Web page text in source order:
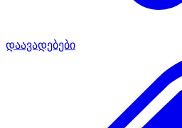
დაავადებები